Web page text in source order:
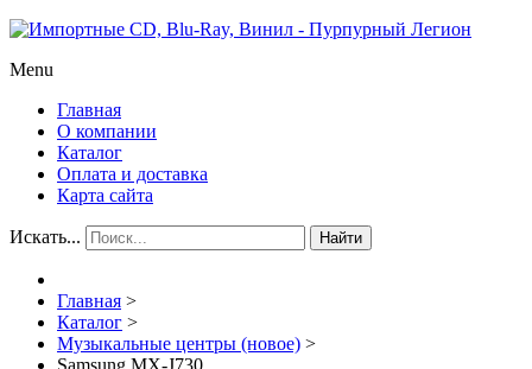
Menu
Главная
О компании
Каталог
Оплата и доставка
Карта сайта
Искать... Найти
Главная >
Каталог >
Музыкальные центры (новое) >
Samsung MX-J730